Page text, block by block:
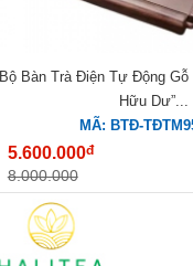
Bộ Bàn Trà Điện Tự Động Gỗ
Hữu Dư”...
MÃ: BTĐ-
5.600.000đ
8.000.000